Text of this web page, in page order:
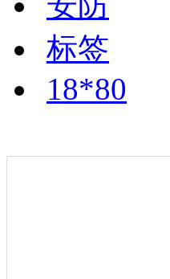
标签
18*80